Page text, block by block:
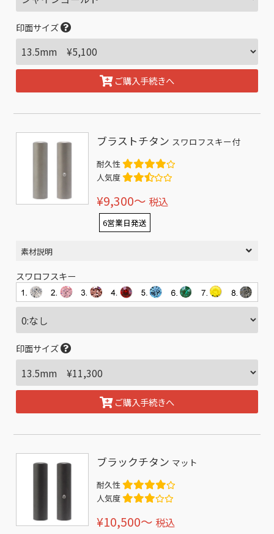
印面サイズ
ご購入手続きへ
ブラストチタン スワロフスキー付
耐久性
人気度
¥9,300〜 税込
6営業日発送
素材説明
スワロフスキー
印面サイズ
ご購入手続きへ
ブラックチタン マット
耐久性
人気度
¥10,500〜 税込